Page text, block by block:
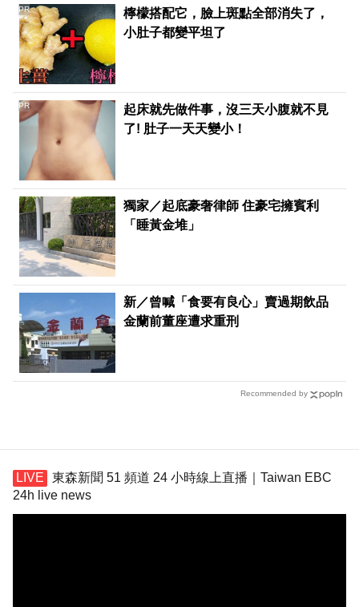
檸檬搭配它，臉上斑點全部消失了，
小肚子都變平坦了
PR
起床就先做件事，沒三天小腹就不見
了! 肚子一天天變小！
PR
獨家／起底豪奢律師 住豪宅擁賓利
「睡黃金堆」
新／曾喊「食要有良心」賣過期飲品
金蘭前董座遭求重刑
Recommended by
東森新聞 51 頻道 24 小時線上直播｜Taiwan EBC
24h live news